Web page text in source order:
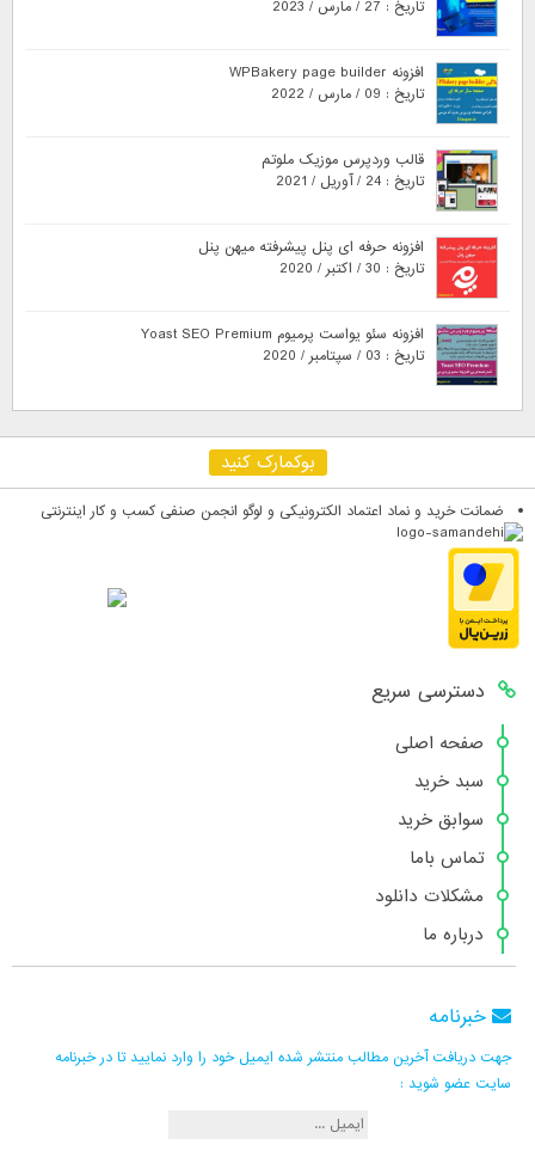
تاریخ : 27 / مارس / 2023
افزونه WPBakery page builder
تاریخ : 09 / مارس / 2022
قالب وردپرس موزیک ملوتم
تاریخ : 24 / آوریل / 2021
افزونه حرفه ای پنل پیشرفته میهن پنل
تاریخ : 30 / اکتبر / 2020
افزونه سئو یواست پرمیوم Yoast SEO Premium
تاریخ : 03 / سپتامبر / 2020
بوکمارک کنید
ضمانت خرید و نماد اعتماد الکترونیکی و لوگو انجمن صنفی کسب و کار اینترنتی
دسترسی سریع
صفحه اصلی
سبد خرید
سوابق خرید
تماس باما
مشکلات دانلود
درباره ما
خبرنامه
جهت دریافت آخرین مطالب منتشر شده ایمیل خود را وارد نمایید تا در خبرنامه
سایت عضو شوید :